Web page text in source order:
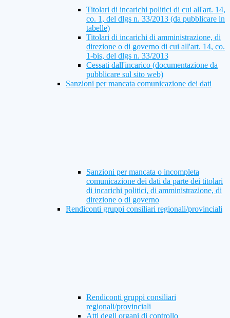
Titolari di incarichi politici di cui all'art. 14,
co. 1, del dlgs n. 33/2013 (da pubblicare in
tabelle)
Titolari di incarichi di amministrazione, di
direzione o di governo di cui all'art. 14, co.
1-bis, del dlgs n. 33/2013
Cessati dall'incarico (documentazione da
pubblicare sul sito web)
Sanzioni per mancata comunicazione dei dati
Sanzioni per mancata o incompleta
comunicazione dei dati da parte dei titolari
di incarichi politici, di amministrazione, di
direzione o di governo
Rendiconti gruppi consiliari regionali/provinciali
Rendiconti gruppi consiliari
regionali/provinciali
Atti degli organi di controllo